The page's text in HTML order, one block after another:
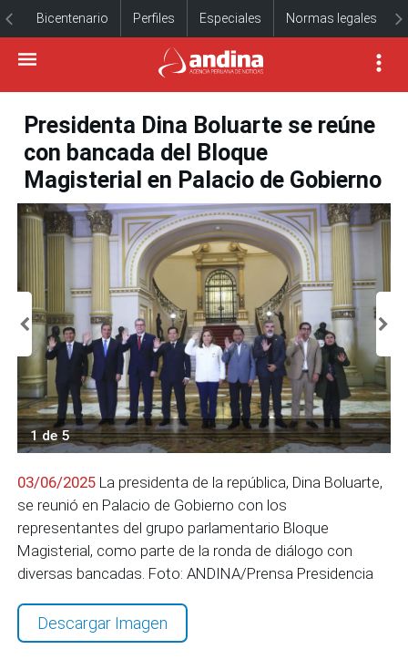
Bicentenario Perfiles Especiales Normas legales
Presidenta Dina Boluarte se reúne
con bancada del Bloque
Magisterial en Palacio de Gobierno
1 de 5
03/06/2025 La presidenta de la república, Dina Boluarte,
se reunió en Palacio de Gobierno con los
representantes del grupo parlamentario Bloque
Magisterial, como parte de la ronda de diálogo con
diversas bancadas. Foto: ANDINA/Prensa Presidencia
Descargar Imagen